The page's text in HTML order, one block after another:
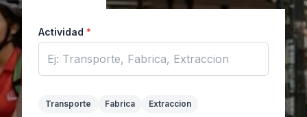
Actividad *
Transporte Fabrica Extraccion